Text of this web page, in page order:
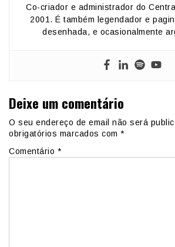
Co-criador e administrador do
2001. É também legendador e
desenhada, e ocasionalmente
Deixe um comentário
O seu endereço de email não será
obrigatórios marcados com *
Comentário *